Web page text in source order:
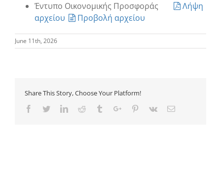
Έντυπο Οικονομικής Προσφοράς
Λήψη
αρχείου
Προβολή αρχείου
June 11th, 2026
Share This Story, Choose Your Platform!
Facebook
TwitterLinkedinReddit TumblrGoogle+Pinterest
Vk Email